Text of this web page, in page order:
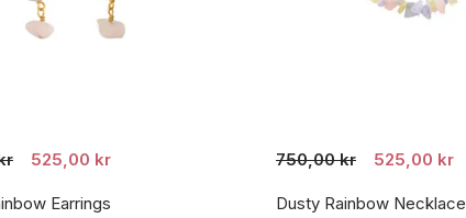
525,00 kr
Earrings
750,00 kr 525,00 kr
Dusty Rainbow Necklace